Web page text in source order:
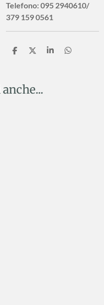
Telefono: 095 2940610/
379 159 0561
C
v
C
v
C
C